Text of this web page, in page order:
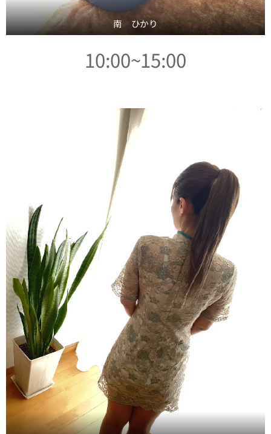
南 ひかり
10:00~15:00